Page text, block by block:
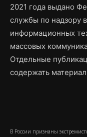
2021 года выдано
службы по надзору
информационных
массовых
Отдельные
содержать
В России признаны